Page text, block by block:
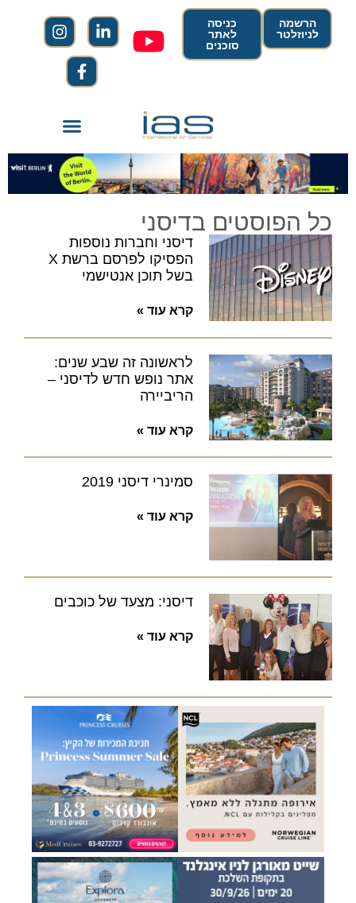
הרשמה
לניוזלטר
כניסה
לאתר
סוכנים
כל הפוסטים בדיסני
דיסני וחברות נוספות
הפסיקו לפרסם ברשת X
בשל תוכן אנטישמי
קרא עוד »
לראשונה זה שבע שנים:
אתר נופש חדש לדיסני –
הריביירה
קרא עוד »
סמינרי דיסני 2019
קרא עוד »
דיסני: מצעד של כוכבים
קרא עוד »